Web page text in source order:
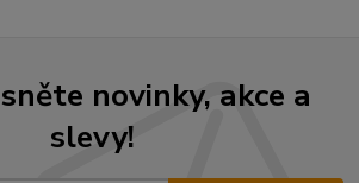
novinky, akce a
slevy!